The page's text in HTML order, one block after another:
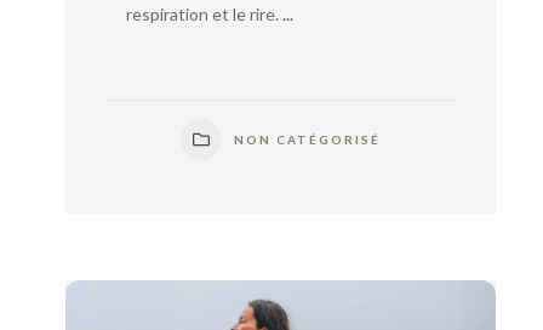
respiration et le rire. ...
NON CATÉGORISÉ